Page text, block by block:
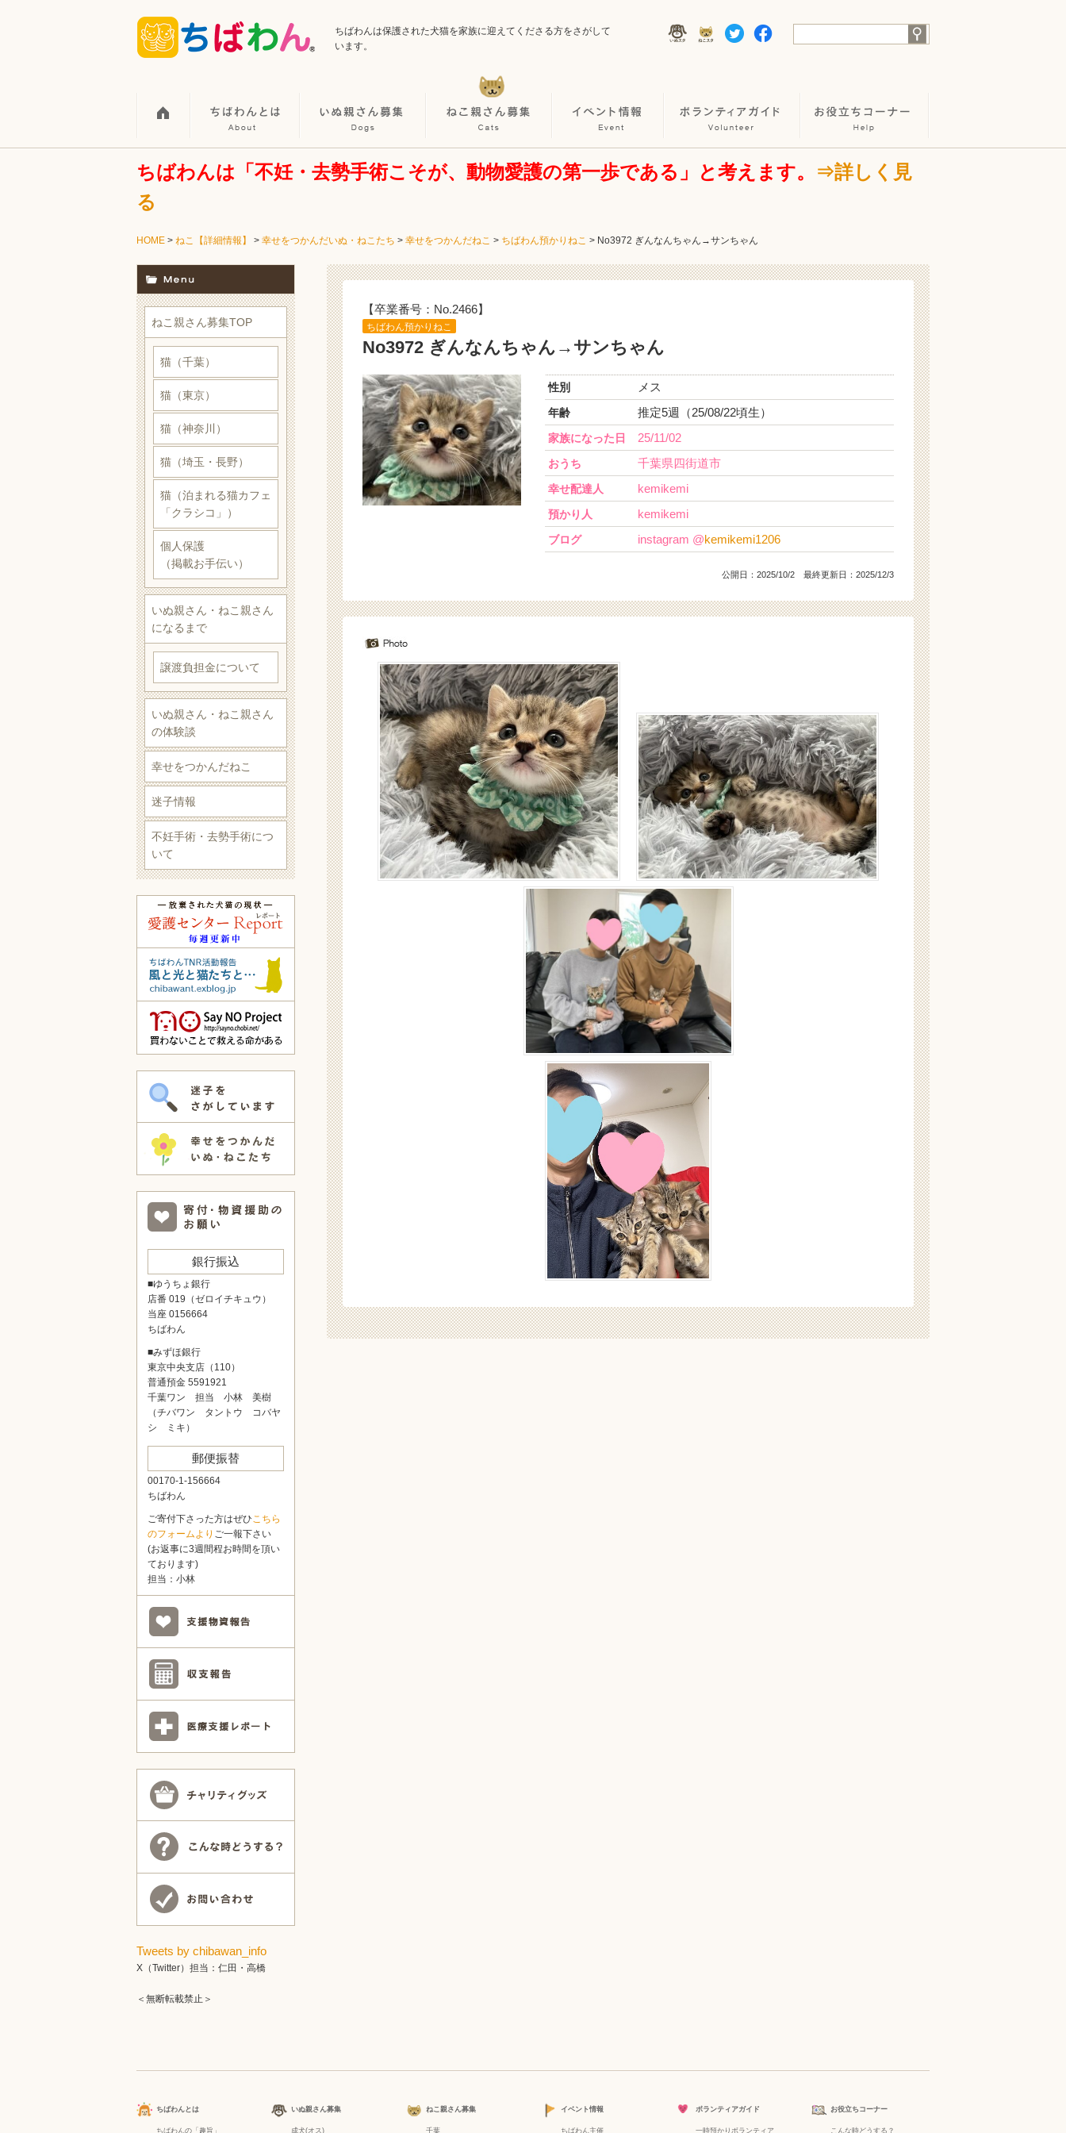
ちばわんは保護された犬猫を家族に迎えてくださる方をさがして
います。
ちばわんは「不妊・去勢手術こそが、動物愛護の第一歩である」と考えます。
⇒詳しく見
る
HOME > ねこ【詳細情報】 > 幸せをつかんだいぬ・ねこたち > 幸せをつかんだねこ > ちばわん預かりねこ > No3972 ぎんなんちゃん→サンちゃん
【卒業番号：No.2466】
ちばわん預かりねこ
No3972 ぎんなんちゃん→サンちゃん
性別 メス
年齢 推定5週（25/08/22頃生）
家族になった日 25/11/02
おうち 千葉県四街道市
幸せ配達人 kemikemi
預かり人 kemikemi
ブログ instagram @kemikemi1206
公開日： 2025/10/2 最終更新日：2025/12/3
ねこ親さん募集TOP
猫（千葉）
猫（東京）
猫（神奈川）
猫（埼玉・長野）
猫（泊まれる猫カフェ
「クラシコ」）
個人保護
（掲載お手伝い）
いぬ親さん・ねこ親さん
になるまで
譲渡負担金について
いぬ親さん・ねこ親さん
の体験談
幸せをつかんだねこ
迷子情報
不妊手術・去勢手術につ
いて
銀行振込
■ゆうちょ銀行
店番 019（ゼロイチキュウ）
当座 0156664
ちばわん
■みずほ銀行
東京中央支店（110）
普通預金 5591921
千葉ワン 担当 小林 美樹
（チバワン タントウ コバヤ
シ ミキ）
郵便振替
00170-1-156664
ちばわん
ご寄付下さった方はぜひこちら
のフォームより ご一報下さい
(お返事に3週間程お時間を頂い
ております)
担当：小林
Tweets by chibawan_info
X（Twitter）担当：仁田・高橋
＜無断転載禁止＞
ちばわんとは
ちばわんの「趣旨」
いぬ親さん募集
成犬(オス)
ねこ親さん募集
千葉
イベント情報
ちばわん主催
ボランティアガイド
一時預かりボランティア
お役立ちコーナー
こんな時どうする？